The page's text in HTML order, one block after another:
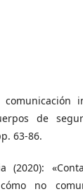
comunicación
de
63-86.
(2020):
no